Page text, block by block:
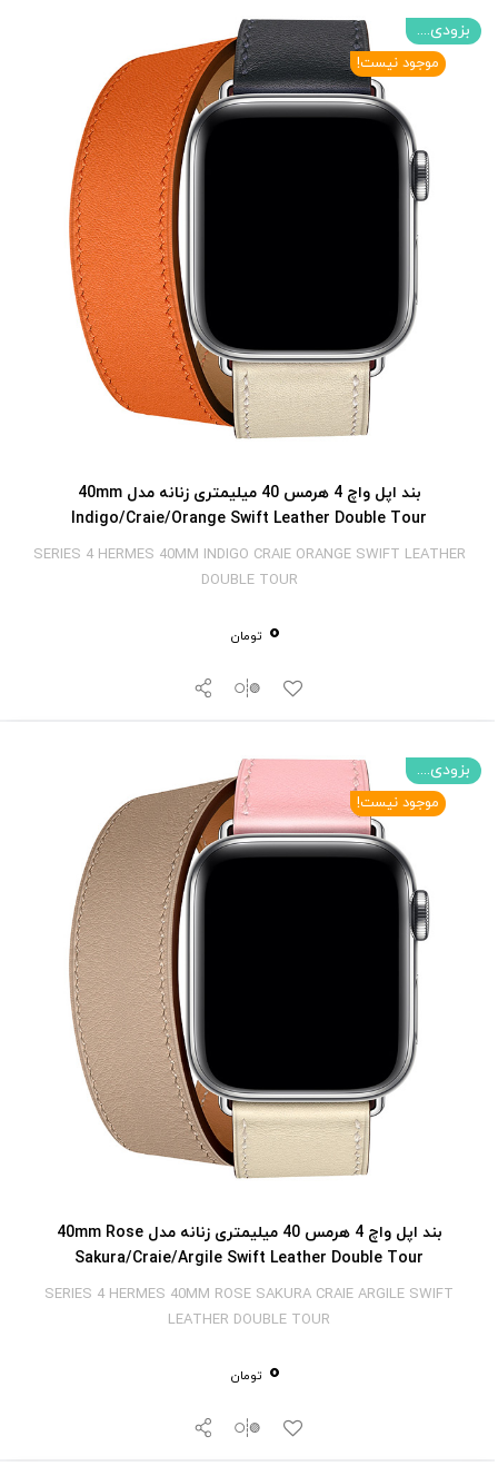
بزودی....
موجود نیست!
بند اپل واچ 4 هرمس 40 میلیمتری زنانه مدل 40mm
Indigo/Craie/Orange Swift Leather Double Tour
SERIES 4 HERMES 40MM INDIGO CRAIE ORANGE SWIFT LEATHER
DOUBLE TOUR
0 تومان
بزودی....
موجود نیست!
بند اپل واچ 4 هرمس 40 میلیمتری زنانه مدل 40mm Rose
Sakura/Craie/Argile Swift Leather Double Tour
SERIES 4 HERMES 40MM ROSE SAKURA CRAIE ARGILE SWIFT
LEATHER DOUBLE TOUR
0 تومان